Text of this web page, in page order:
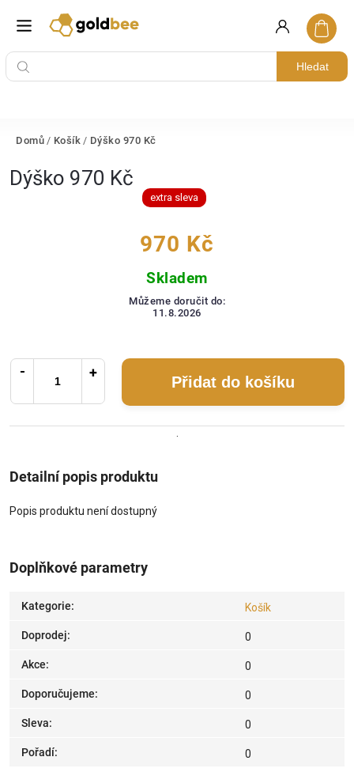
Hledat
Domů / Košík / Dýško 970 Kč
Dýško 970 Kč
extra sleva
970 Kč
Skladem
Můžeme doručit do:
11.8.2026
Přidat do košíku
Detailní popis produktu
Popis produktu není dostupný
Doplňkové parametry
Kategorie: Košík
Doprodej: 0
Akce: 0
Doporučujeme: 0
Sleva: 0
Pořadí: 0